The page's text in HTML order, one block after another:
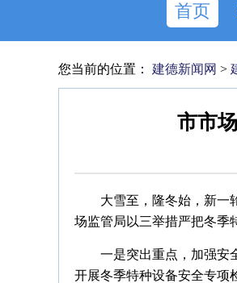
首页
您当前的位置： 建德新闻网 >
市市
大雪至，隆冬始，新一
场监管局以三举措严把冬季
一是突出重点，加强安
开展冬季特种设备安全专项